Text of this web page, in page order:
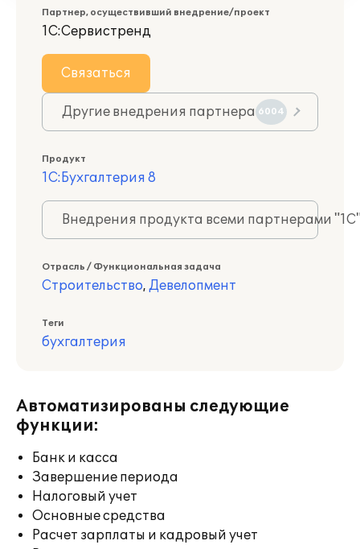
Партнер, осуществивший внедрение/проект
1С:Сервистренд
Связаться
Другие внедрения партнера 6004
Продукт
1С:Бухгалтерия 8
Внедрения продукта всеми партнерами
Отрасль / Функциональная задача
Строительство, Девелопмент
Теги
бухгалтерия
Автоматизированы следующие
функции:
Банк и касса
Завершение периода
Налоговый учет
Основные средства
Расчет зарплаты и кадровый учет